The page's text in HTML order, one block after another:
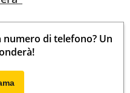
numero di telefono? Un